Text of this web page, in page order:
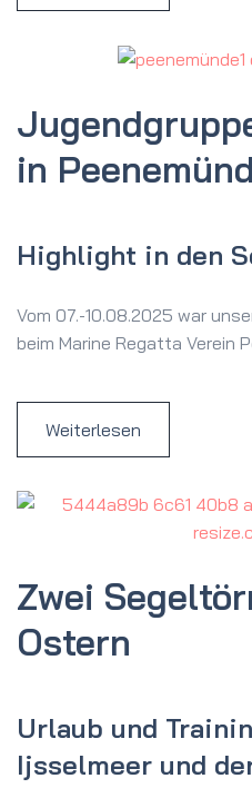
in
Highlight in den
Vom 07.-10.08.2025 war
beim Marine Regatta Verein
Weiterlesen
Zwei
Ostern
Urlaub und
Ijsselmeer und